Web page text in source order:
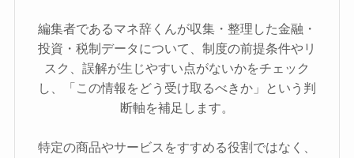
編集者であるマネ辞くんが収集・整理した金融・
投資・税制データについて、制度の前提条件やリ
スク、誤解が生じやすい点がないかをチェック
し、「この情報をどう受け取るべきか」という判
断軸を補足します。
特定の商品やサービスをすすめる役割ではなく、